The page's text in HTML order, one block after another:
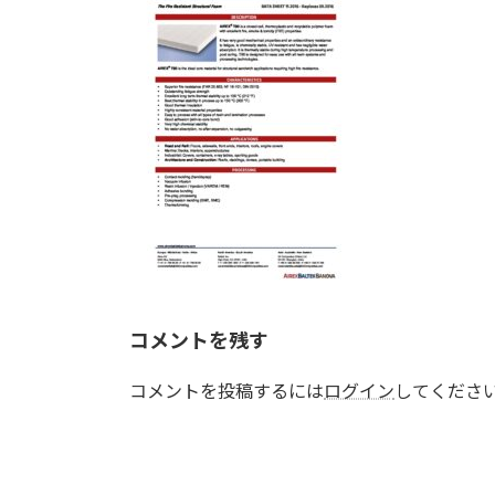
時
:
コメントを残す
コメントを投稿するにはログイン してくださ